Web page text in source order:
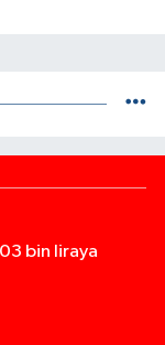
bin liraya